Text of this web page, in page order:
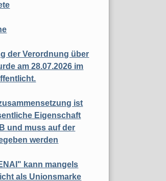
der Verordnung über
am 28.07.2026 im
ist
Eigenschaft
und muss auf der
werden
kann mangels
als Unionsmarke